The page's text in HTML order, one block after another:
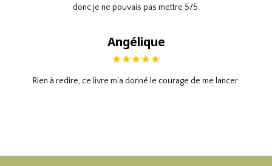
donc je ne pouvais pas mettre 5/5.
Angélique
Rien à redire, ce livre m'a donné le courage de me lancer.